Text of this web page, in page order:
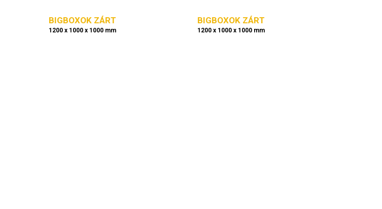
BIGBOXOK ZÁRT
1200 x 1000 x 1000 mm
BIGBOXOK ZÁRT
1200 x 1000 x 1000 mm